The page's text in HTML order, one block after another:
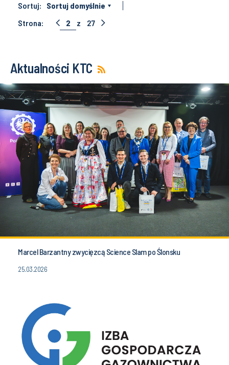
Sortuj:
Sortuj domyślnie
Strona:
2 z 27
Aktualności KTC
Marcel Barzantny zwycięzcą Science Slam po Ślonsku
25.03.2026